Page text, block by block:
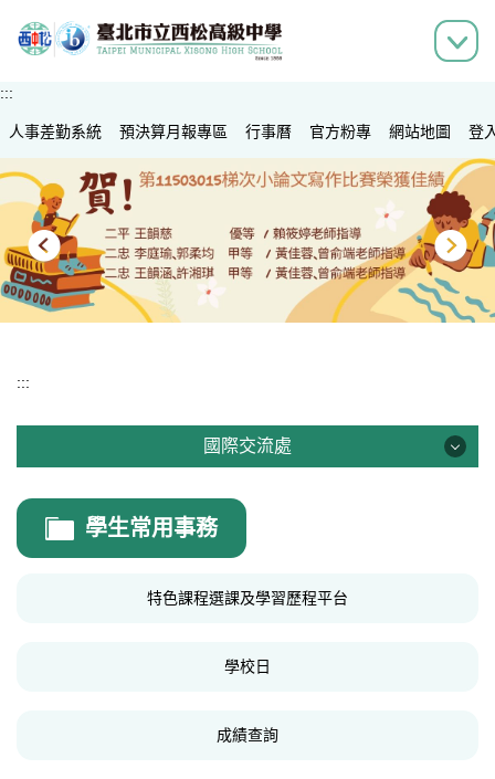
到
容
區
:::
人事差勤系統 預決算月報專區 行事曆 官方粉專 網站地圖 登
:::
國際交流處
國際交流處
學生常用事務
特色課程選課及學習歷程平台
學校日
成績查詢